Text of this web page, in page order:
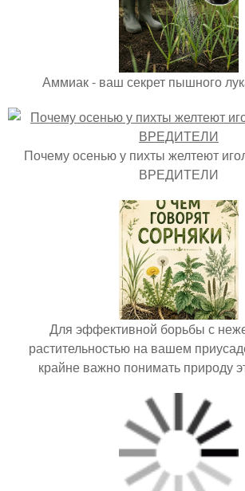
Аммиак - ваш секрет пышного
Почему осенью у пихты желтеют
ВРЕДИТЕЛИ
Для эффективной борьбы с
растительностью на вашем
крайне важно понимать природу